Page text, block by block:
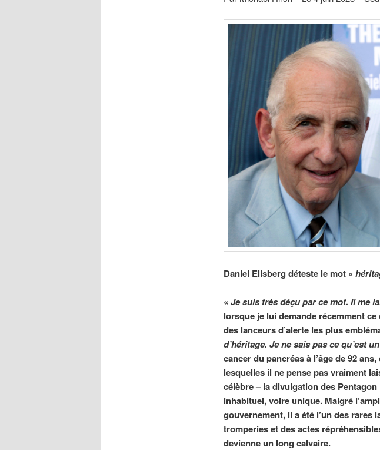
Daniel Ellsberg déteste le mot «
« Je suis très déçu par ce mot. Il me
lorsque je lui demande récemment
des lanceurs d’alerte les plus
d’héritage. Je ne sais pas ce qu’est
cancer du pancréas à l’âge de 92
lesquelles il ne pense pas vraiment
célèbre – la divulgation des
inhabituel, voire unique. Malgré
gouvernement, il a été l’un des rares
tromperies et des actes
devienne un long calvaire.